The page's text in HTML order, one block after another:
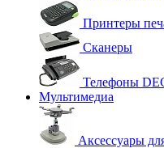
Принтеры
Сканеры
Телефоны
Мультимедиа
Аксессуары